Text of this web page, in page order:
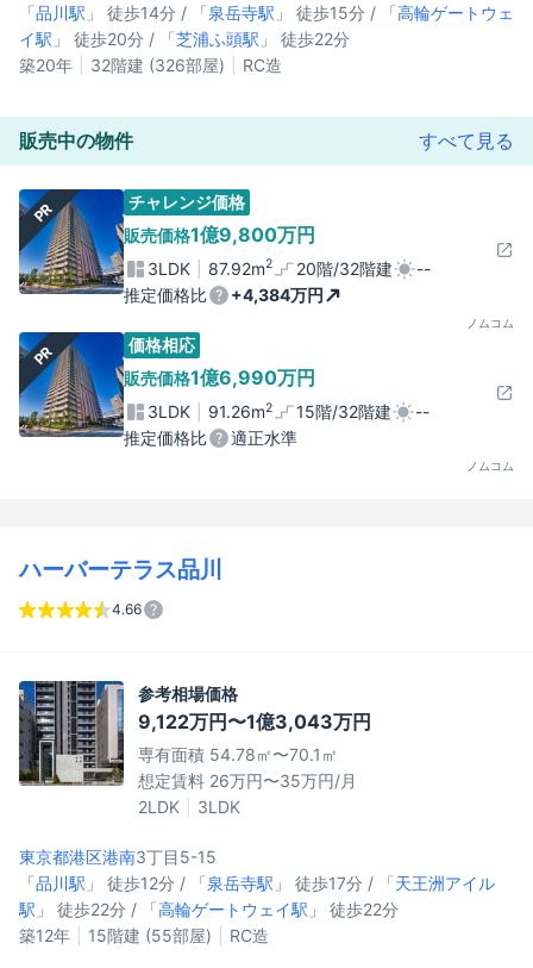
「品川駅 」 徒歩14分 / 「泉岳寺駅 」 徒歩15分 / 「高輪ゲートウェ
イ駅 」 徒歩20分 / 「芝浦ふ頭駅 」 徒歩22分
築20年
32階建 (326部屋) RC造
販売中の物件 すべて見る
PR
チャレンジ価格
販売価格1億9,800万円
3LDK 87.92m2 20階/32階建
--
推定価格比
+4,384万円
ノムコム
PR
価格相応
販売価格1億6,990万円
3LDK 91.26m2 15階/32階建
--
推定価格比
適正水準
ノムコム
ハーバーテラス品川
4.66
参考相場価格
9,122万円〜1億3,043万円
専有面積 54.78㎡〜70.1㎡
想定賃料 26万円〜35万円/月
2LDK
3LDK
東京都港区港南3丁目5-15
「品川駅 」 徒歩12分 / 「泉岳寺駅 」 徒歩17分 / 「天王洲アイル
駅 」 徒歩22分 / 「高輪ゲートウェイ駅 」 徒歩22分
築12年
15階建 (55部屋) RC造